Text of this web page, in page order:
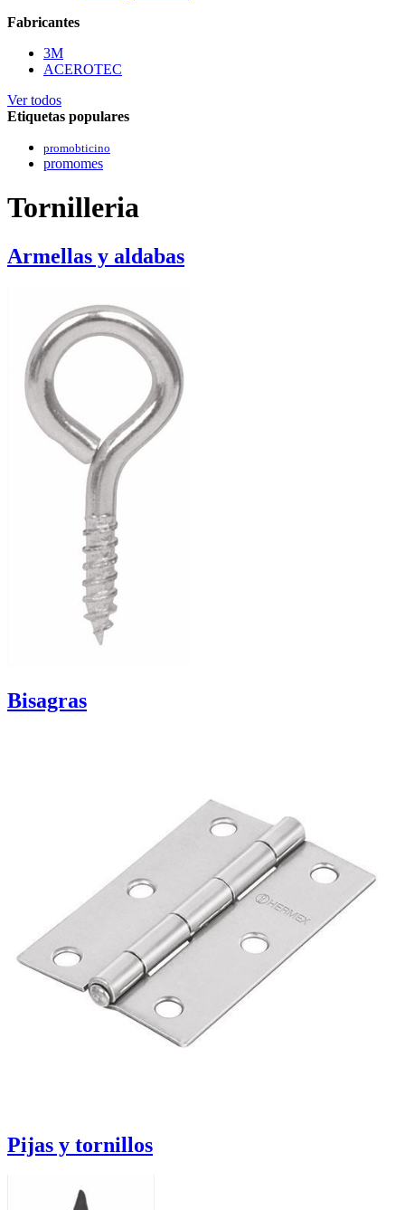
Fabricantes
3M
ACEROTEC
Ver todos
Etiquetas populares
promobticino
promomes
Tornilleria
Armellas y aldabas
Bisagras
Pijas y tornillos